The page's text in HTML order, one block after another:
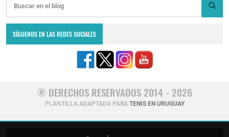
SÍGUENOS EN LAS REDES SOCIALES
® DERECHOS RESERVADOS 2014 - 2026
PLANTILLA ADAPTADA PARA TENIS EN URUGUAY